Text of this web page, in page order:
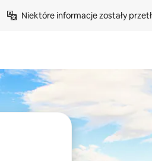
Niektóre informacje zostały